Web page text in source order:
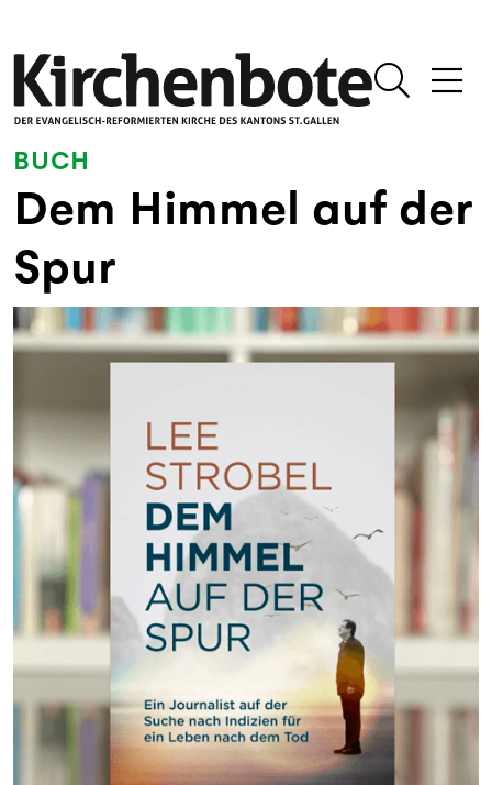
BUCH
Dem Himmel auf der
Spur